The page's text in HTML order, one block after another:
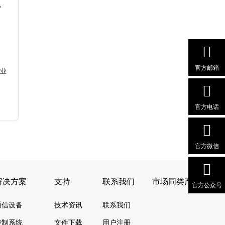
官方邮箱
官方电话
官方微信
官方公众号
决方案
信设备
制系统
支持
技术资讯
文件下载
联系我们
联系我们
用户注册
市场同类产品对照